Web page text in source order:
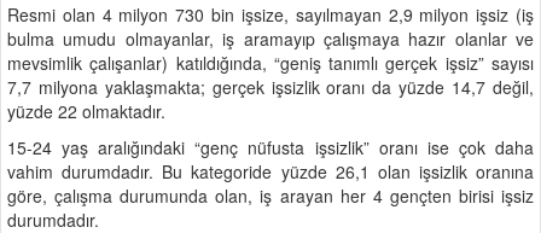
Resmi olan 4 milyon 730 bin işsize, sayılmayan 2,9 milyon işsiz (iş
bulma umudu olmayanlar, iş aramayıp çalışmaya hazır olanlar ve
mevsimlik çalışanlar) katıldığında, “geniş tanımlı gerçek işsiz” sayısı
7,7 milyona yaklaşmakta; gerçek işsizlik oranı da yüzde 14,7 değil,
yüzde 22 olmaktadır.
15-24 yaş aralığındaki “genç nüfusta işsizlik” oranı ise çok daha
vahim durumdadır. Bu kategoride yüzde 26,1 olan işsizlik oranına
göre, çalışma durumunda olan, iş arayan her 4 gençten birisi işsiz
durumdadır.